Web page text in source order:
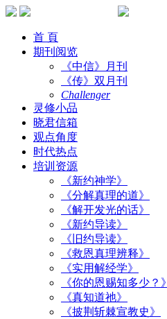
首 頁
期刊阅览
《中信》月刊
《传》双月刊
Challenger
灵修小品
晓君信箱
观点角度
时代热点
培训资源
《新约神学》
《分解真理的道》
《解开发光的话》
《新约导读》
《旧约导读》
《救恩真理辨释》
《实用解经学》
《你的恩赐知多少？》
《真知道祂》
《披荆斩棘宣教史》